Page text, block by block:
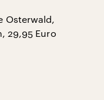
Osterwald,
29,95 Euro